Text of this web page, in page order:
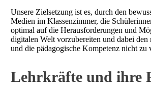
Unsere Zielsetzung ist es, durch den
Medien im Klassenzimmer, die
optimal auf die Herausforderungen und
digitalen Welt vorzubereiten und dabei den
und die pädagogische Kompetenz nicht zu
Lehrkräfte und ihre